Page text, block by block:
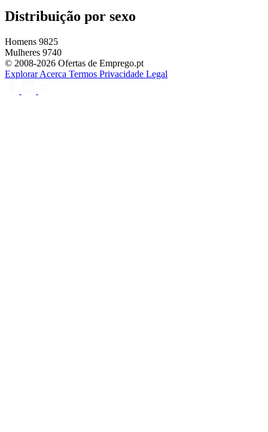
Distribuição por sexo
Homens 9825
Mulheres 9740
© 2008-2026 Ofertas de Emprego.pt
ExplorarAcerca Termos Privacidade Legal